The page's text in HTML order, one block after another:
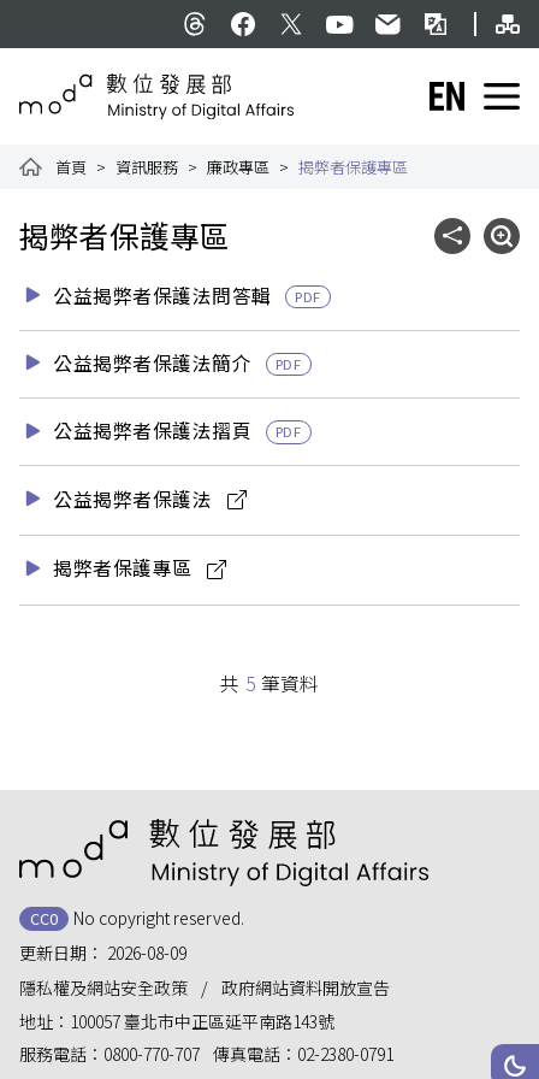
網站
English
首頁 資訊服務 廉政專區 揭弊者保護專區
揭弊者保護專區 社群分享展開
公益揭弊者保護法問答輯 PDF
公益揭弊者保護法簡介 PDF
公益揭弊者保護法摺頁 PDF
公益揭弊者保護法
揭弊者保護專區
共 5 筆資料
CC0
No copyright reserved.
更新日期： 2026-08-09
隱私權及網站安全政策
政府網站資料開放宣告
地址： 100057 臺北市中正區延平南路143號
服務電話： 0800-770-707 傳真電話： 02-2380-0791